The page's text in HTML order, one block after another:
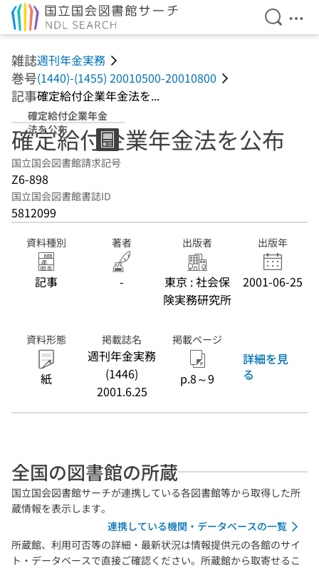
検索を
メ
雑誌週刊年金実務
巻号(1440)-(1455) 20010500-20010800
記事確定給付企業年金法を...
確定給付企業年金
法を公布
確定給付企業年金法を公布
国立国会図書館請求記号
Z6-898
国立国会図書館書誌ID
5812099
資料種別
記事
著者
-
出版者
東京 : 社会保
険実務研究所
出版年
2001-06-25
資料形態
紙
掲載誌名
週刊年金実務
(1446)
2001.6.25
掲載ページ
p.8～9
詳細を見
る
全国の図書館の所蔵
国立国会図書館サーチが連携している各図書館等から取得した所
蔵情報を表示します。
連携している機関・データベースの一覧
所蔵館、利用可否等の詳細・最新状況は情報提供元の各館のサイ
ト・データベースで直接ご確認ください。所蔵館から取寄せるこ